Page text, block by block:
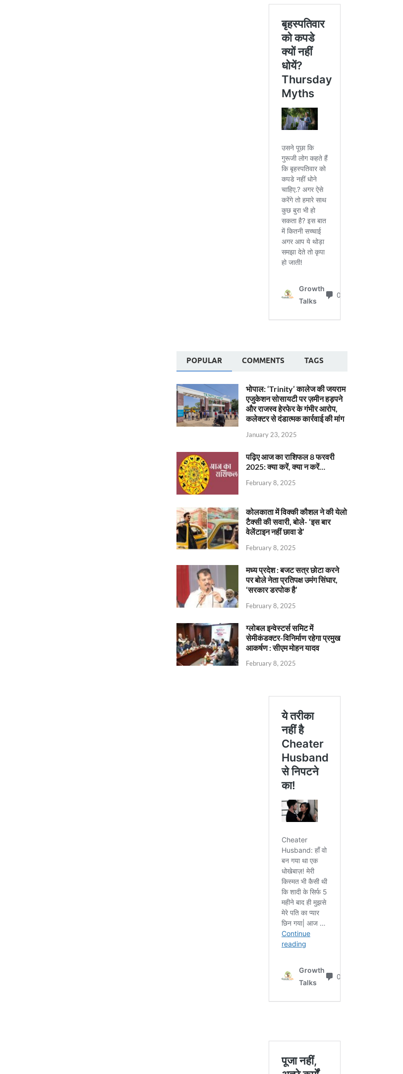
POPULAR COMMENTS TAGS
भोपाल: ‘Trinity’ कालेज की जयराम
एजुकेशन सोसायटी पर ज़मीन हड़पने
और राजस्व हेरफेर के गंभीर आरोप,
कलेक्टर से दंडात्मक कार्रवाई की मांग
January 23, 2025
पढ़िए आज का राशिफल 8 फरवरी
2025: क्या करें, क्या न करें…
February 8, 2025
कोलकाता में विक्की कौशल ने की येलो
टैक्सी की सवारी, बोले- ‘इस बार
वेलेंटाइन नहीं छावा डे’
February 8, 2025
मध्य प्रदेश : बजट सत्र छोटा करने
पर बोले नेता प्रतिपक्ष उमंग सिंघार,
‘सरकार डरपोक है’
February 8, 2025
ग्लोबल इन्वेस्टर्स समिट में
सेमीकंडक्टर-विनिर्माण रहेगा प्रमुख
आकर्षण : सीएम मोहन यादव
February 8, 2025